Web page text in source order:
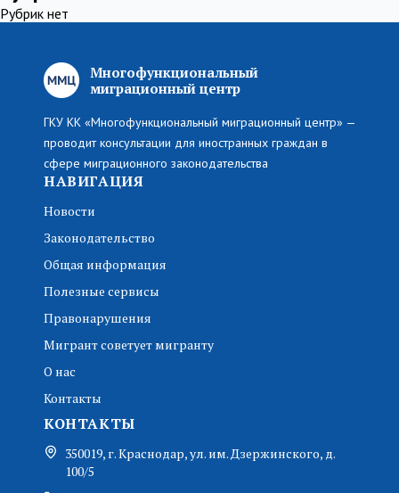
Рубрик нет
Многофункциональный
миграционный центр
ГКУ КК «Многофункциональный миграционный центр» —
проводит консультации для иностранных граждан в
сфере миграционного законодательства
НАВИГАЦИЯ
Новости
Законодательство
Общая информация
Полезные сервисы
Правонарушения
Мигрант советует мигранту
О нас
Контакты
КОНТАКТЫ
350019, г. Краснодар, ул. им. Дзержинского, д.
100/5